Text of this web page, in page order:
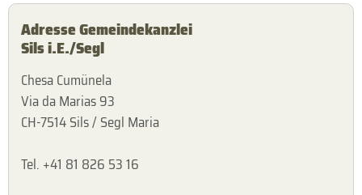
Adresse Gemeindekanzlei
Sils i.E./Segl
Chesa Cumünela
Via da Marias 93
CH-7514 Sils / Segl Maria
Tel. +41 81 826 53 16